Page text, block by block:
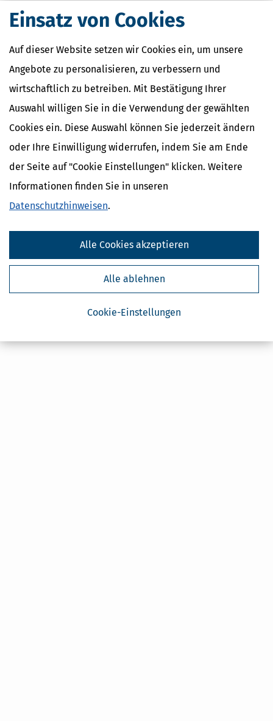
Einsatz von Cookies
Auf dieser Website setzen wir Cookies ein, um unsere
Angebote zu personalisieren, zu verbessern und
wirtschaftlich zu betreiben. Mit Bestätigung Ihrer
Auswahl willigen Sie in die Verwendung der gewählten
Cookies ein. Diese Auswahl können Sie jederzeit ändern
oder Ihre Einwilligung widerrufen, indem Sie am Ende
der Seite auf "Cookie Einstellungen" klicken. Weitere
Informationen finden Sie in unseren
Datenschutzhinweisen.
Cookie-Einstellungen
Alle ablehnen
Alle Cookies akzeptieren
Kostenlose Steuertipps & News
Absenden
Steuertipps Selbstständige
Ja, ich möchte die kostenlosen Newsletter
von Steuertipps abonnieren. Die